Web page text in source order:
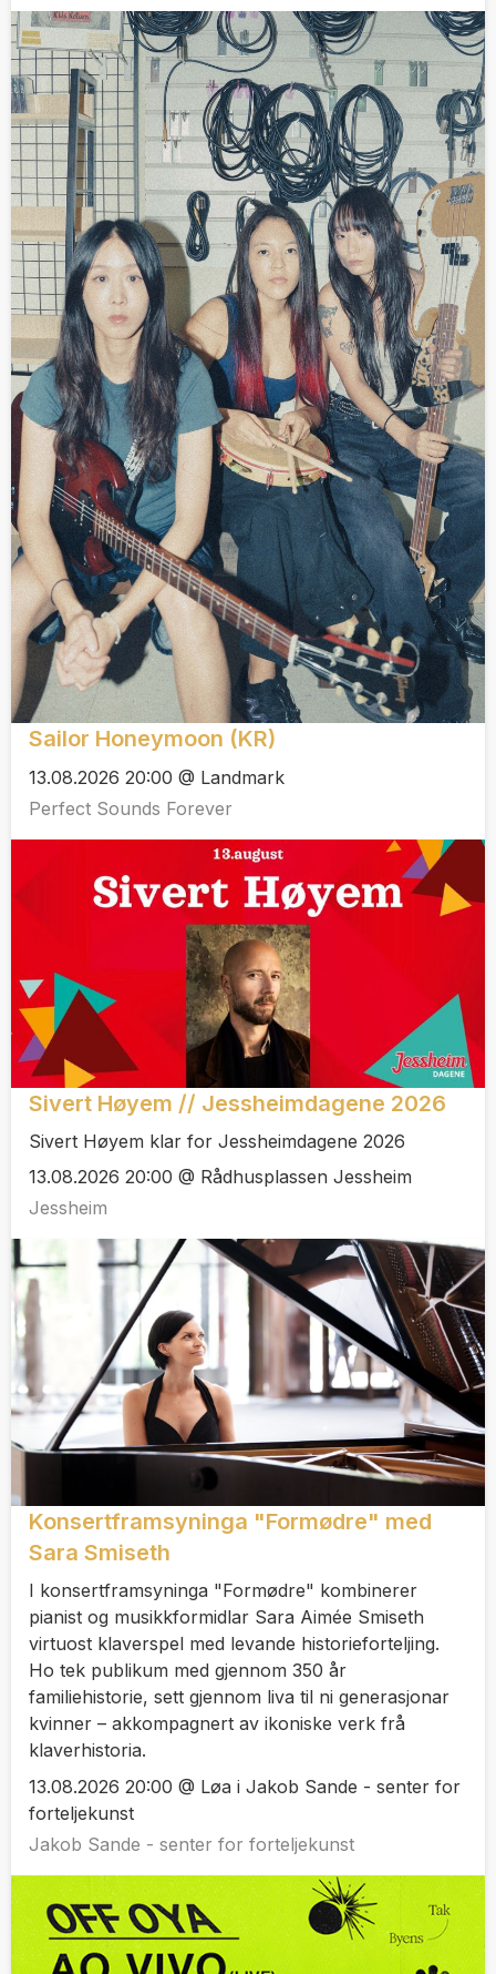
Sailor Honeymoon (KR)
13.08.2026 20:00 @ Landmark
Perfect Sounds Forever
Sivert Høyem // Jessheimdagene 2026
Sivert Høyem klar for Jessheimdagene 2026
13.08.2026 20:00 @ Rådhusplassen Jessheim
Jessheim
Konsertframsyninga "Formødre" med
Sara Smiseth
I konsertframsyninga "Formødre" kombinerer
pianist og musikkformidlar Sara Aimée Smiseth
virtuost klaverspel med levande historieforteljing.
Ho tek publikum med gjennom 350 år
familiehistorie, sett gjennom liva til ni generasjonar
kvinner – akkompagnert av ikoniske verk frå
klaverhistoria.
13.08.2026 20:00 @ Løa i Jakob Sande - senter for
forteljekunst
Jakob Sande - senter for forteljekunst